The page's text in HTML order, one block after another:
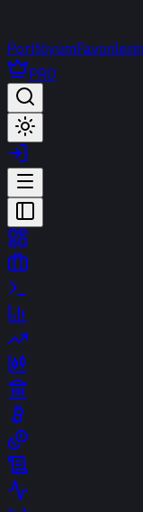
Portföyüm
PRO